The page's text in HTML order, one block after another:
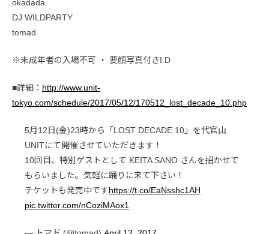
okadada
DJ WILDPARTY
tomad
※未成年者の入場不可 ・ 要顔写真付きI.D
■詳細： http://www.unit-
tokyo.com/schedule/2017/05/12/170512_lost_decade_10.php
5月12日(金)23時から「LOST DECADE 10」を代官山
UNITにて開催させていただきます！
10回目、特別ゲストとして KEITA SANO さんを招かせて
もらいました。気軽に踊りに来て下さい！
チケットも発売中ですhttps://t.co/EaNsshc1AH
pic.twitter.com/nCoziMAox1